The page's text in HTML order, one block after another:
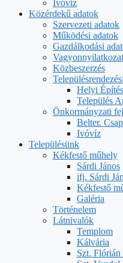
Ivóvíz
Közérdekű adatok
Szervezeti adatok
Működési adatok
Gazdálkodási
Közbeszerzés
Helyi
Település
Önkormányzati
Belter.
Ivóvíz
Településünk
Kékfestő műhely
Sárdi János
ifj. Sárdi
Kékfestő
Galéria
Történelem
Látnivalók
Templom
Kálvária
Szt. Flórián